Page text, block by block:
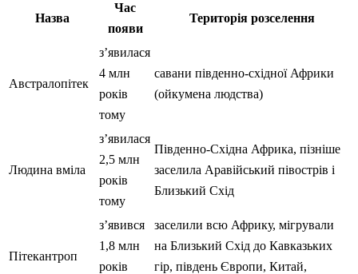
Назва
Час
появи
Територія розселення
Австралопітек
з’явилася
4 млн
років
тому
савани південно-східної Африки
(ойкумена людства)
Людина вміла
з’явилася
2,5 млн
років
тому
Південно-Східна Африка, пізніше
заселила Аравійський півострів і
Близький Схід
Пітекантроп
з’явився
1,8 млн
років
заселили всю Африку, мігрували
на Близький Схід до Кавказьких
гір, південь Європи, Китай,